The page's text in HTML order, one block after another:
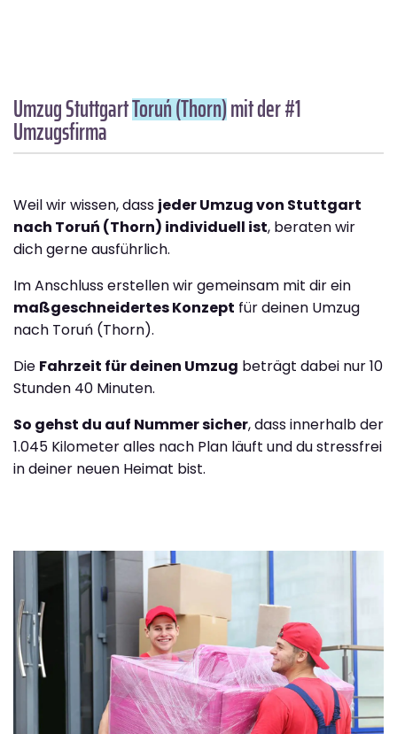
Umzug StuttgartToruń (Thorn)mit der #1
Umzugsfirma
Weil wir wissen, dass jeder Umzug von Stuttgart
nach Toruń (Thorn) individuell ist, beraten wir
dich gerne ausführlich.
Im Anschluss erstellen wir gemeinsam mit dir ein
maßgeschneidertes Konzept für deinen Umzug
nach Toruń (Thorn).
Die Fahrzeit für deinen Umzug beträgt dabei nur 10
Stunden 40 Minuten.
So gehst du auf Nummer sicher, dass innerhalb der
1.045 Kilometer alles nach Plan läuft und du stressfrei
in deiner neuen Heimat bist.